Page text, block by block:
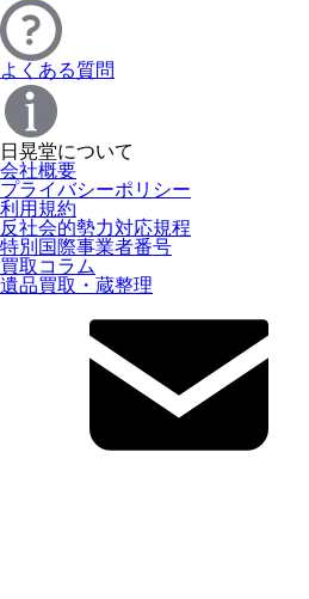
よくある質問
日晃堂について
会社概要
プライバシーポリシー
利用規約
反社会的勢力対応規程
特別国際事業者番号
買取コラム
遺品買取・蔵整理